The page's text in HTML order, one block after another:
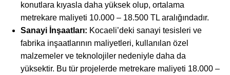
konutlara kıyasla daha yüksek olup, ortalama
metrekare maliyeti 10.000 – 18.500 TL aralığındadır.
Sanayi İnşaatları: Kocaeli’deki sanayi tesisleri ve
fabrika inşaatlarının maliyetleri, kullanılan özel
malzemeler ve teknolojiler nedeniyle daha da
yüksektir. Bu tür projelerde metrekare maliyeti 18.000 –